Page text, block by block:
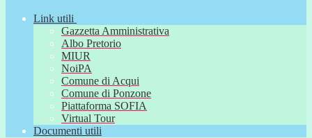
Link utili
Gazzetta Amministrativa
Albo Pretorio
MIUR
NoiPA
Comune di Acqui
Comune di Ponzone
Piattaforma SOFIA
Virtual Tour
Documenti utili